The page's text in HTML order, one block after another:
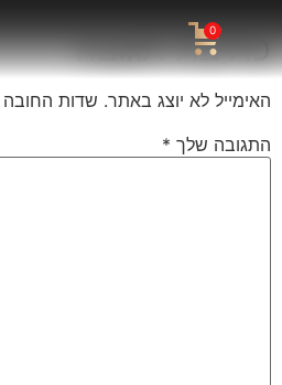
0
כתיבת תגובה
האימייל לא יוצג באתר. שדות החובה
התגובה שלך *